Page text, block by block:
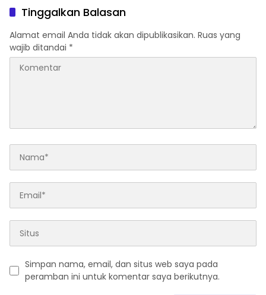
Kepedulian Sosial
Tinggalkan Balasan
Alamat email Anda tidak akan dipublikasikan. Ruas yang
wajib ditandai *
Simpan nama, email, dan situs web saya pada
peramban ini untuk komentar saya berikutnya.